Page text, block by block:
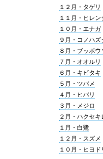
１２月・タゲリ
１１月・ヒレン
１０月・エナガ
９月・コノハズ
８月・ブッポウ
７月・オオルリ
６月・キビタキ
５月・ツバメ
４月・ヒバリ
３月・メジロ
２月・ハクセキ
１月・白鷺
１２月・スズメ
１０月・ヒヨド